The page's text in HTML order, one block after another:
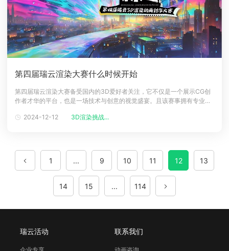
第四届瑞云渲染大赛什么时候开始
第四届瑞云渲染大赛备受国内的3D爱好者关注，它不仅是一个展示CG创
作者才华的平台，也是一场技术与创意的视觉盛宴。且该赛事拥有专业的
下吧！第四届瑞云渲染大赛预计时间：2024年12月11日-2025年3月9日
2024-12-12 3D渲染挑战...
1 ... 9 10 11 12 13
14 15 ... 114
瑞云活动 联系我们